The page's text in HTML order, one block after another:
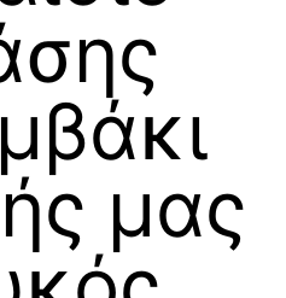
μας